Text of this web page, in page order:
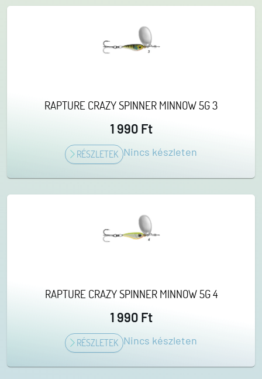
RAPTURE CRAZY SPINNER MINNOW 5G 3
1 990 Ft
RÉSZLETEK Nincs készleten
RAPTURE CRAZY SPINNER MINNOW 5G 4
1 990 Ft
RÉSZLETEK Nincs készleten